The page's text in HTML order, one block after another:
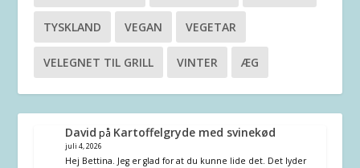
TYSKLAND VEGAN VEGETAR
VELEGNET TIL GRILL VINTER ÆG
David på Kartoffelgryde med svinekød
juli 4, 2026
Hej Bettina. Jeg er glad for at du kunne lide det. Det lyder